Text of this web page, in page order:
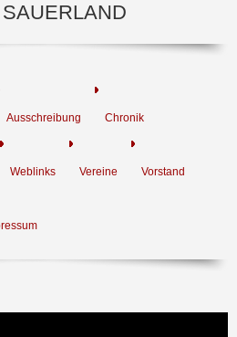
Ausschreibung Chronik
Weblinks Vereine Vorstand